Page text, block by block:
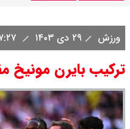
ورزش ۲۹ دی ۱۴۰۳
ترکیب بایرن مونیخ